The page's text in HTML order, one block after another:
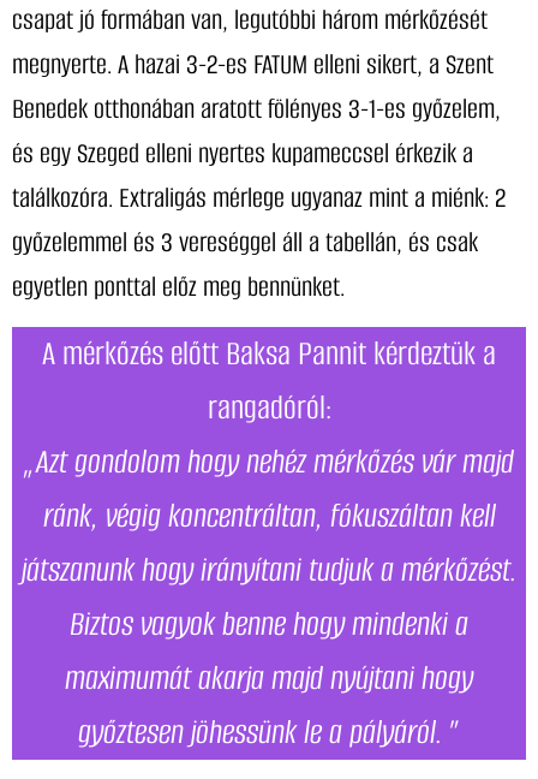
csapat jó formában van, legutóbbi három mérkőzését
megnyerte. A hazai 3-2-es FATUM elleni sikert, a Szent
Benedek otthonában aratott fölényes 3-1-es győzelem,
és egy Szeged elleni nyertes kupameccsel érkezik a
találkozóra. Extraligás mérlege ugyanaz mint a miénk: 2
győzelemmel és 3 vereséggel áll a tabellán, és csak
egyetlen ponttal előz meg bennünket.
A mérkőzés előtt Baksa Pannit kérdeztük a
rangadóról:
„Azt gondolom hogy nehéz mérkőzés vár majd
ránk, végig koncentráltan, fókuszáltan kell
játszanunk hogy irányítani tudjuk a mérkőzést.
Biztos vagyok benne hogy mindenki a
maximumát akarja majd nyújtani hogy
győztesen jöhessünk le a pályáról. ”